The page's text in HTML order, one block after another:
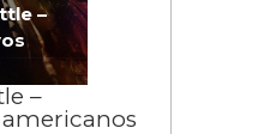
–
–